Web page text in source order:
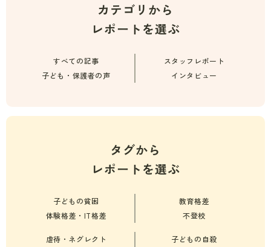
カテゴリから
レポートを選ぶ
すべての記事
スタッフレポート
子ども・保護者の声
インタビュー
タグから
レポートを選ぶ
子どもの貧困
教育格差
体験格差・IT格差
不登校
虐待・ネグレクト 子どもの自殺